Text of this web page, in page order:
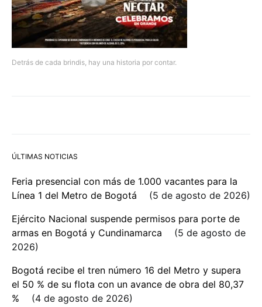
Detrás de cada brindis, hay una historia por contar.
ÚLTIMAS NOTICIAS
Feria presencial con más de 1.000 vacantes para la
Línea 1 del Metro de Bogotá
5 de agosto de 2026
Ejército Nacional suspende permisos para porte de
armas en Bogotá y Cundinamarca
5 de agosto de
2026
Bogotá recibe el tren número 16 del Metro y supera
el 50 % de su flota con un avance de obra del 80,37
%
4 de agosto de 2026